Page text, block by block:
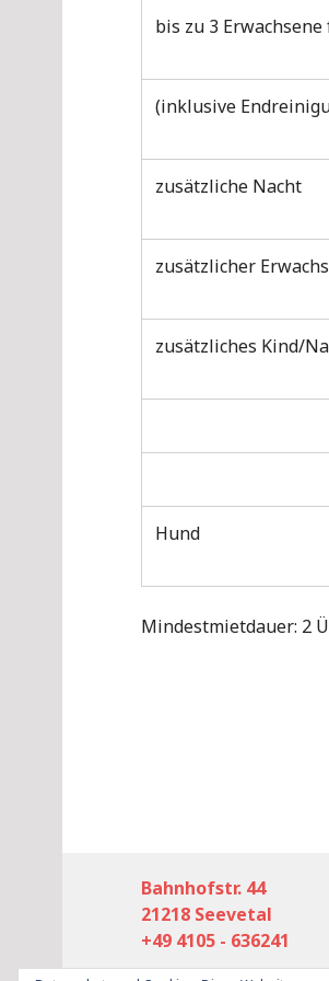
bis zu 3
(inklusive
zusätzliche Nacht
zusätzlicher
zusätzliches Kind/
Hund
Mindestmietdauer: 2
Bahnhofstr. 44
21218 Seevetal
+49 4105 - 636241